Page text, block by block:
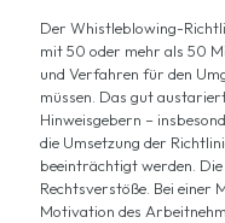
Der Whistleblowing-
mit 50 oder mehr als 50
und Verfahren für den
müssen. Das gut
Hinweisgebern –
die Umsetzung der
beeinträchtigt werden.
Rechtsverstöße. Bei einer
Motivation des